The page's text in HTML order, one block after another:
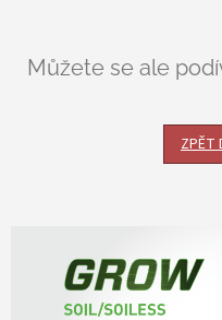
Můžete se ale
ZPĚT